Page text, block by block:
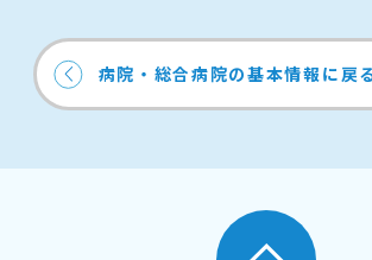
病院・総合病院の基本情報に戻